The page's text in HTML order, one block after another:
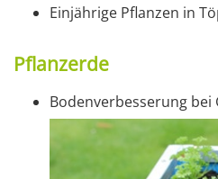
Einjährige Pflanzen in
Pflanzerde
Bodenverbesserung